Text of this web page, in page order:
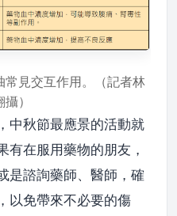
見交互作用。（記者林
）
中秋節最應景的活動就
有在服用藥物的朋友，
是諮詢藥師、醫師，確
以免帶來不必要的傷